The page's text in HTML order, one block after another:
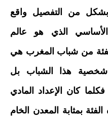
من التفصيل واقع
الذي هو عالم
الفئة من شباب المغرب هي
هذا الشباب بل
كان الإعداد المادي
بمثابة المعدن الخام